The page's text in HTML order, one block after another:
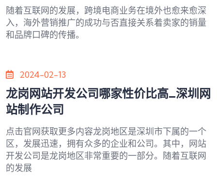
随着互联网的发展，跨境电商业务在境外也愈来愈深
入，海外营销推广的成功与否直接关系着卖家的销量
和品牌口碑的传播。
2024-02-13
龙岗网站开发公司哪家性价比高_深圳网
站制作公司
点击官网获取更多内容龙岗地区是深圳市下属的一个
区，发展迅速，拥有众多的企业和公司。其中，网站
开发公司是龙岗地区非常重要的一部分。随着互联网
的发展